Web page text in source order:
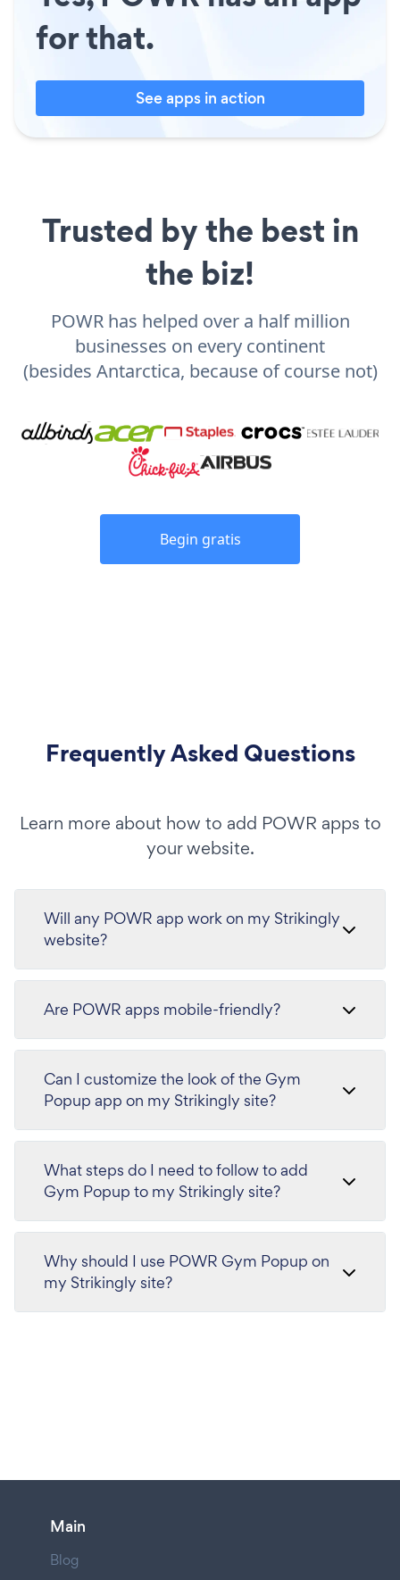
for that.
See apps in action
Trusted by the best in
the biz!
POWR has helped over a half million
businesses on every continent
(besides Antarctica, because of course not)
Begin gratis
Frequently Asked Questions
Learn more about how to add POWR apps to
your website.
Will any POWR app work on my Strikingly
website?
Are POWR apps mobile-friendly?
Can I customize the look of the Gym
Popup app on my Strikingly site?
What steps do I need to follow to add
Gym Popup to my Strikingly site?
Why should I use POWR Gym Popup on
my Strikingly site?
Main
Blog